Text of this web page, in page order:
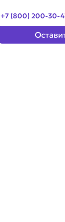
+7 (800) 200-30-